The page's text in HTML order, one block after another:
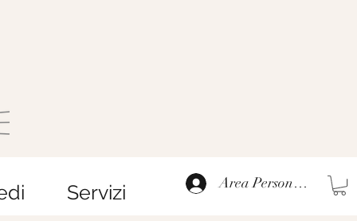
Servizi Area Personale